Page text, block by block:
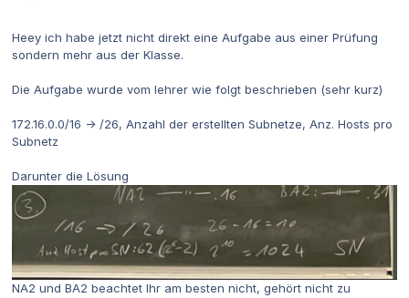
Heey ich habe jetzt nicht direkt eine Aufgabe aus einer Prüfung
sondern mehr aus der Klasse.
Die Aufgabe wurde vom lehrer wie folgt beschrieben (sehr kurz)
172.16.0.0/16 -> /26, Anzahl der erstellten Subnetze, Anz. Hosts pro
Subnetz
Darunter die Lösung
NA2 und BA2 beachtet Ihr am besten nicht, gehört nicht zu